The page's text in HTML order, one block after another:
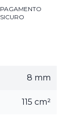
PAGAMENTO
SICURO
8 mm
115 cm²